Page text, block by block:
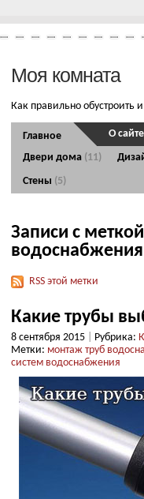
Моя комната
Как правильно обустроить
Главное
Двери дома (11)
Стены (5)
О сайте
Записи с
RSS этой метки
Какие трубы
8 сентября 2015 Рубрика:
Метки: монтаж труб
систем водоснабжения